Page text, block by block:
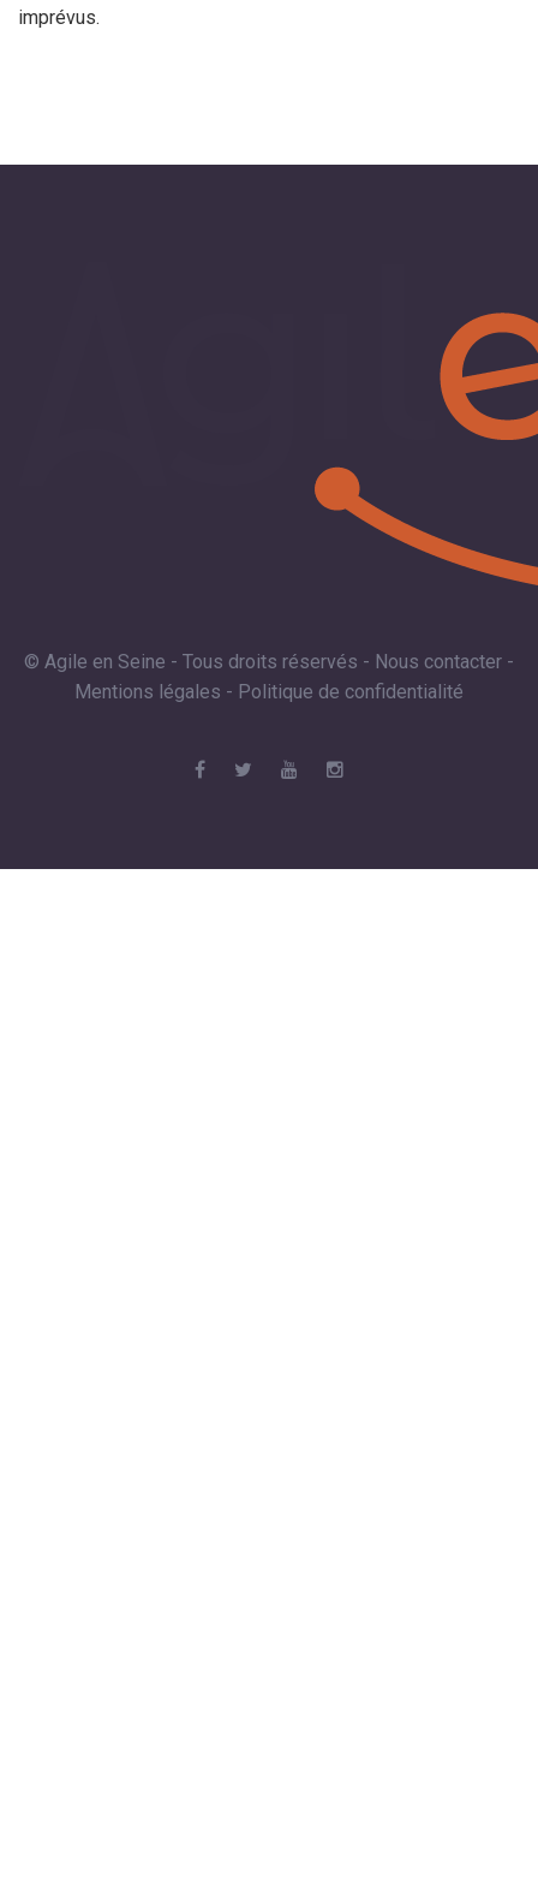
imprévus.
© Agile en Seine - Tous droits réservés - Nous contacter -
Mentions légales - Politique de confidentialité